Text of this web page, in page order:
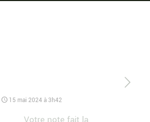
15 mai 2024 à 3h42